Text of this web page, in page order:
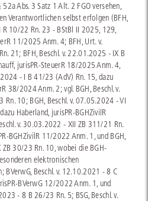
Abs. 3 Satz 1 Alt. 2 FGO versehen,
Verantwortlichen selbst erfolgen (BFH,
R 10/22 Rn. 23 - BStBl II 2025, 129,
11/2025 Anm. 4; BFH, Urt. v.
21; BFH, Beschl. v. 22.01.2025 - IX B
jurisPR-SteuerR 18/2025 Anm. 4,
- I B 41/23 (AdV) Rn. 15, dazu
38/2024 Anm. 2; vgl. BGH, Beschl. v.
10; BGH, Beschl. v. 07.05.2024 - VI
Haberland, jurisPR-BGHZivilR
v. 30.03.2022 - XII ZB 311/21 Rn.
BGHZivilR 11/2022 Anm. 1, und BGH,
30/23 Rn. 10, wobei die BGH-
elektronischen
BVerwG, Beschl. v. 12.10.2021 - 8 C
BVerwG 12/2022 Anm. 1, und
- 8 B 26/23 Rn. 5; BSG, Beschl. v.